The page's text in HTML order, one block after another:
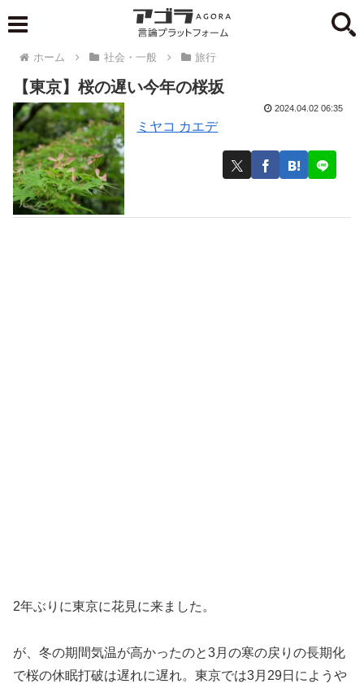
ホーム 社会・一般 旅行
【東京】桜の遅い今年の桜坂
ミヤコ カエデ
2024.04.02 06:35
2年ぶりに東京に花見に来ました。
が、冬の期間気温が高かったのと3月の寒の戻りの長期化
で桜の休眠打破は遅れに遅れ。東京では3月29日にようや